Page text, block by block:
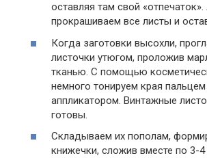
оставляя там свой
прокрашиваем все листы и
Когда заготовки высохли,
листочки утюгом, проложив
тканью. С помощью
немного тонируем края пальцем
аппликатором. Винтажные
готовы.
Складываем их пополам,
книжечки, сложив вместе по 3-4